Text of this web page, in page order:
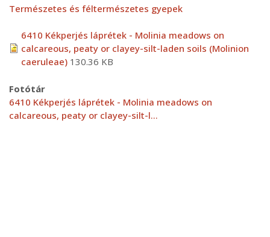
Természetes és féltermészetes gyepek
6410 Kékperjés láprétek - Molinia meadows on
calcareous, peaty or clayey-silt-laden soils (Molinion
caeruleae) 130.36 KB
Fotótár
6410 Kékperjés láprétek - Molinia meadows on
calcareous, peaty or clayey-silt-l…